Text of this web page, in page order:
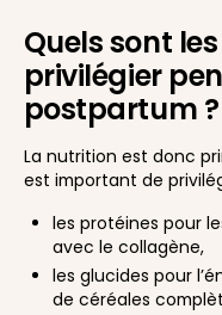
Quels sont
privilégier
postpartum ?
La nutrition est donc
est important de
les protéines pour
avec le collagène,
les glucides pour
de céréales